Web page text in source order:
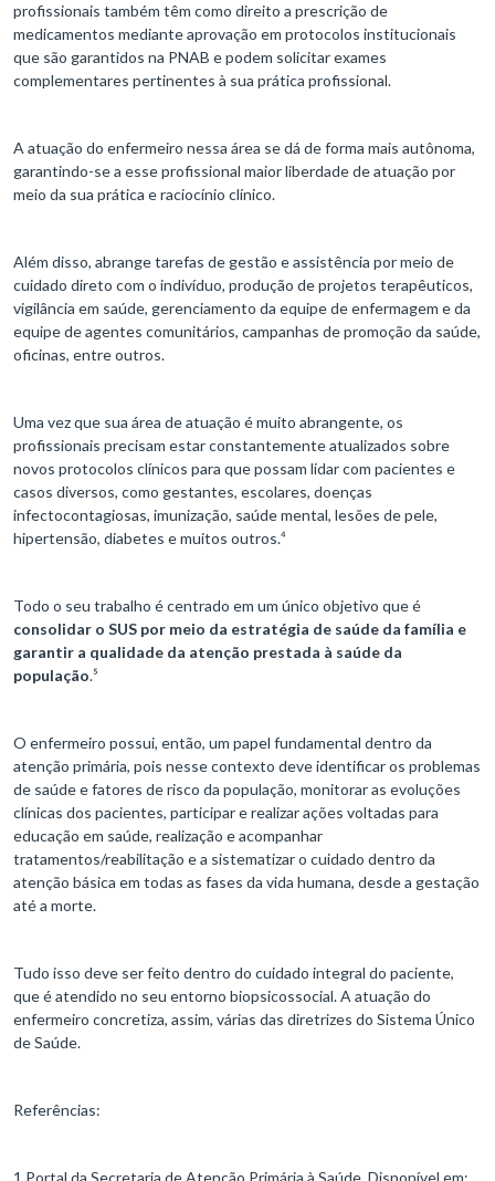
profissionais também têm como direito a prescrição de
medicamentos mediante aprovação em protocolos institucionais
que são garantidos na PNAB e podem solicitar exames
complementares pertinentes à sua prática profissional.
A atuação do enfermeiro nessa área se dá de forma mais autônoma,
garantindo-se a esse profissional maior liberdade de atuação por
meio da sua prática e raciocínio clínico.
Além disso, abrange tarefas de gestão e assistência por meio de
cuidado direto com o indivíduo, produção de projetos terapêuticos,
vigilância em saúde, gerenciamento da equipe de enfermagem e da
equipe de agentes comunitários, campanhas de promoção da saúde,
oficinas, entre outros.
Uma vez que sua área de atuação é muito abrangente, os
profissionais precisam estar constantemente atualizados sobre
novos protocolos clínicos para que possam lidar com pacientes e
casos diversos, como gestantes, escolares, doenças
infectocontagiosas, imunização, saúde mental, lesões de pele,
hipertensão, diabetes e muitos outros.⁴
Todo o seu trabalho é centrado em um único objetivo que é
consolidar o SUS por meio da estratégia de saúde da família e
garantir a qualidade da atenção prestada à saúde da
população.⁵
O enfermeiro possui, então, um papel fundamental dentro da
atenção primária, pois nesse contexto deve identificar os problemas
de saúde e fatores de risco da população, monitorar as evoluções
clínicas dos pacientes, participar e realizar ações voltadas para
educação em saúde, realização e acompanhar
tratamentos/reabilitação e a sistematizar o cuidado dentro da
atenção básica em todas as fases da vida humana, desde a gestação
até a morte.
Tudo isso deve ser feito dentro do cuidado integral do paciente,
que é atendido no seu entorno biopsicossocial. A atuação do
enfermeiro concretiza, assim, várias das diretrizes do Sistema Único
de Saúde.
Referências: